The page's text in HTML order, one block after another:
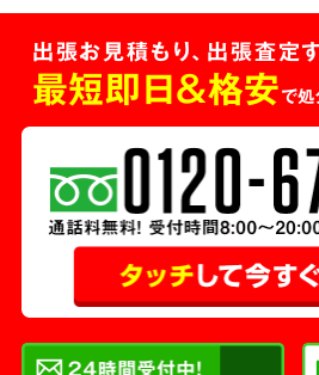
出張お見積もり、出張査定
最短即日＆格安で処